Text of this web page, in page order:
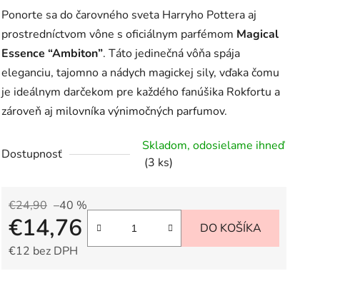
produktu
je
5,0
z
5
hviezdičiek.
Ponorte sa do čarovného sveta Harryho Pottera aj
prostredníctvom vône s oficiálnym parfémom Magical
Essence “Ambiton”. Táto jedinečná vôňa spája
eleganciu, tajomno a nádych magickej sily, vďaka čomu
je ideálnym darčekom pre každého fanúšika Rokfortu a
zároveň aj milovníka výnimočných parfumov.
Dostupnosť
Skladom, odosielame ihneď
(3 ks)
€24,90 –40 %
€14,76
€12 bez DPH
DO KOŠÍKA